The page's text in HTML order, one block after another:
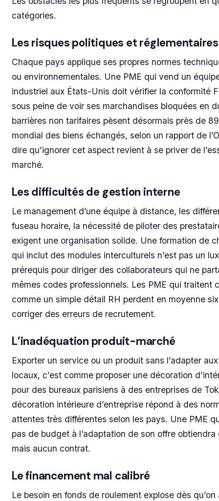
catégories.
Les risques politiques et réglementaires
Chaque pays applique ses propres normes
ou environnementales. Une PME qui vend un
industriel aux États-Unis doit vérifier la conformité
sous peine de voir ses marchandises bloquées en
barrières non tarifaires pèsent désormais près de
mondial des biens échangés, selon un rapport de
dire qu’ignorer cet aspect revient à se priver de
marché.
Les difficultés de gestion interne
Le management d’une équipe à distance, les
fuseau horaire, la nécessité de piloter des
exigent une organisation solide. Une formation de
qui inclut des modules interculturels n’est pas un
prérequis pour diriger des collaborateurs qui ne
mêmes codes professionnels. Les PME qui traitent
comme un simple détail RH perdent en moyenne
corriger des erreurs de recrutement.
L’inadéquation produit-marché
Exporter un service ou un produit sans l’adapter
locaux, c’est comme proposer une décoration
pour des bureaux parisiens à des entreprises de
décoration intérieure d’entreprise répond à des
attentes très différentes selon les pays. Une PME
pas de budget à l’adaptation de son offre obtiendra
mais aucun contrat.
Le financement mal calibré
Le besoin en fonds de roulement explose dès qu’on